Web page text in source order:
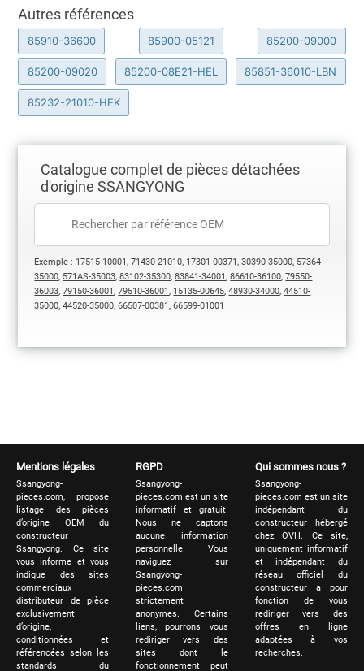
Autres références
85910-36600 85900-05121 85200-09000
85200-09020 85200-08E21-HEL 85851-36010-LBN
85232-21010-HEK
Catalogue complet de pièces détachées
d'origine SSANGYONG
Exemple : 17515-10001,71430-21010, 17301-00371,30390-35000, 57364-
35000, 571AS-35003,83102-35300,83841-34001,86610-36100,79550-
36003,79150-36001,79510-36001, 15135-00645,48930-34000,44510-
35000,44520-35000,66507-00381,66599-01001
Mentions légales
Ssangyong-
pieces.com, propose
listage des pièces
d’origine OEM du
constructeur
Ssangyong. Ce site
vous informe et vous
indique des sites
commerciaux
distributeur de pièce
exclusivement
d’origine,
conditionnées et
référencées selon les
standards du
RGPD
Ssangyong-
pieces.com est un site
informatif et gratuit.
Nous ne captons
aucune information
personnelle. Vous
naviguez sur
Ssangyong-
pieces.com
strictement
anonymes. Certains
liens, pourrons vous
rediriger vers des
sites dont le
fonctionnement peut
Qui sommes nous ?
Ssangyong-
pieces.com est un site
indépendant du
constructeur hébergé
chez OVH. Ce site,
uniquement informatif
et indépendant du
réseau officiel du
constructeur a pour
fonction de vous
rediriger vers des
offres en ligne
adaptées à vos
recherches.